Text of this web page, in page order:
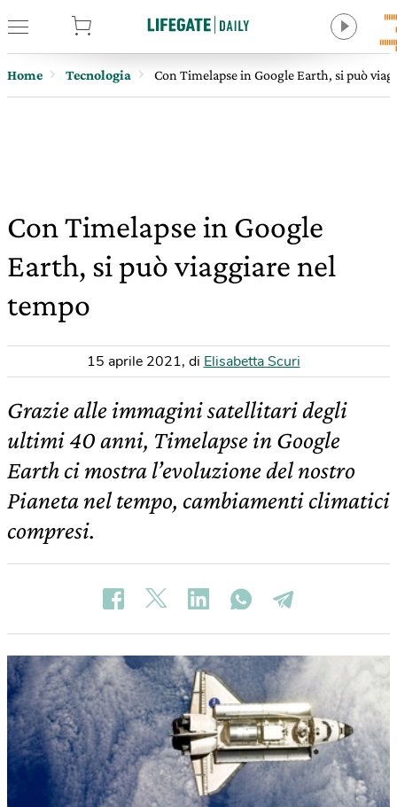
Home Tecnologia Con Timelapse in Google Earth, si può
Con Timelapse in Google
Earth, si può viaggiare nel
tempo
15 aprile 2021, di Elisabetta Scuri
Grazie alle immagini satellitari degli
ultimi 40 anni, Timelapse in Google
Earth ci mostra l’evoluzione del nostro
Pianeta nel tempo, cambiamenti climatici
compresi.